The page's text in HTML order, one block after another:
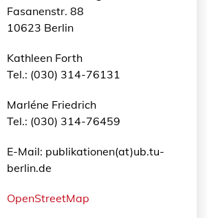
Fasanenstr. 88
10623 Berlin
Kathleen Forth
Tel.: (030) 314-76131
Marléne Friedrich
Tel.: (030) 314-76459
E-Mail: publikationen(at)ub.tu-
berlin.de
OpenStreetMap